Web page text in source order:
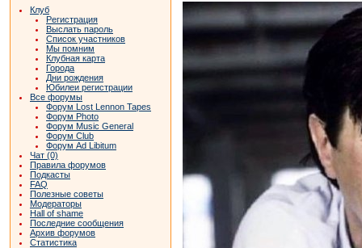
Клуб
Регистрация
Выслать пароль
Список участников
Мы помним
Клубная карта
Города
Дни рождения
Юбилеи регистрации
Все форумы
Форум Lost Lennon Tapes
Форум Photo
Форум Music General
Форум Club
Форум Ad Libitum
Чат (0)
Правила форумов
Подкасты
FAQ
Полезные советы
Модераторы
Hall of shame
Последние сообщения
Архив форумов
Статистика